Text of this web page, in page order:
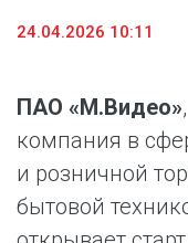
24.04.2026 10:11
ПАО «М.Видео»
компания в
и розничной
бытовой